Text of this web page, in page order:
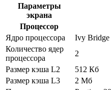
Параметры
экрана
Процессор
Ядро процессора
Ivy Bridge
Количество ядер
процессора
2
Размер кэша L2
512 Кб
Размер кэша L3
2 Мб